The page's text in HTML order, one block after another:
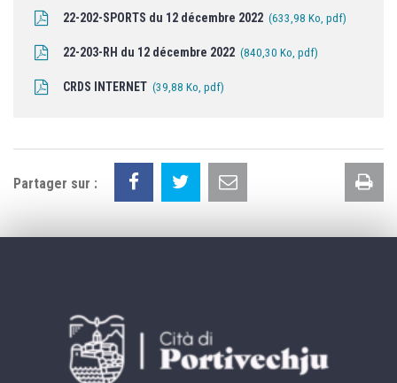
22-202-SPORTS du 12 décembre 2022 633,98 Ko, pdf
22-203-RH du 12 décembre 2022 840,30 Ko, pdf
CRDS INTERNET 39,88 Ko, pdf
Partager sur :
la